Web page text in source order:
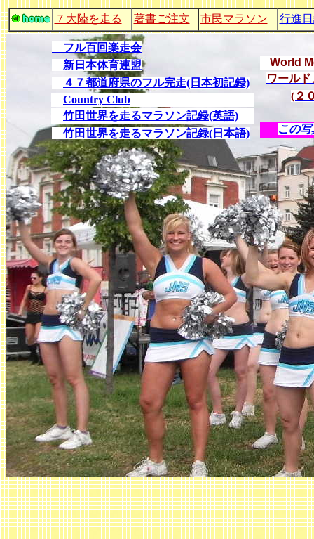
７大陸を走る 著書ご注文 市民マラソン 行進
フル百回楽走会
新日本体育連盟
４７都道府県のフル完走(日本初記録)
Country Club
竹田世界を走るマラソン記録(英語)
竹田世界を走るマラソン記録(日本語)
World
ワール
(２
この